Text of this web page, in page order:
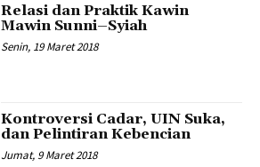
Relasi dan Praktik Kawin
Mawin Sunni–Syiah
Senin, 19 Maret 2018
Kontroversi Cadar, UIN Suka,
dan Pelintiran Kebencian
Jumat, 9 Maret 2018